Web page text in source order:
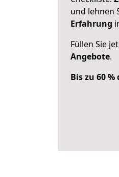
und lehnen
Erfahrung
Füllen Sie
Angebote.
Bis zu 60